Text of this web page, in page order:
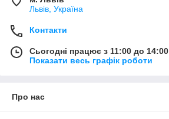
Львів, Україна
Контакти
Сьогодні працює з 11:00 до 14:00
Показати весь графік роботи
Про нас